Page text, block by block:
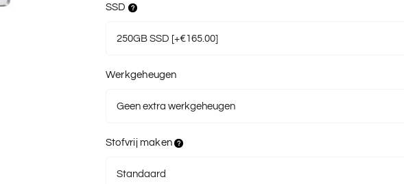
SSD
Werkgeheugen
Stofvrij maken